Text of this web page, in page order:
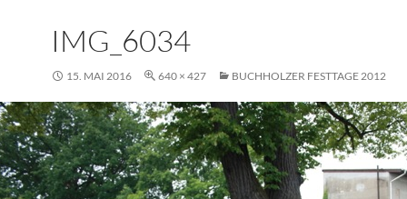
IMG_6034
15. MAI 2016 640 × 427 BUCHHOLZER FESTTAGE 2012